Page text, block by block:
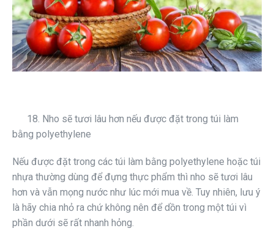
18. Nho sẽ tươi lâu hơn nếu được đặt trong túi làm
bằng polyethylene
Nếu được đặt trong các túi làm bằng polyethylene hoặc túi
nhựa thường dùng để đựng thực phẩm thì nho sẽ tươi lâu
hơn và vẫn mọng nước như lúc mới mua về. Tuy nhiên, lưu ý
là hãy chia nhỏ ra chứ không nên để dồn trong một túi vì
phần dưới sẽ rất nhanh hỏng.